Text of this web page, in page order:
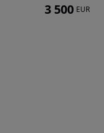
3 500 EUR